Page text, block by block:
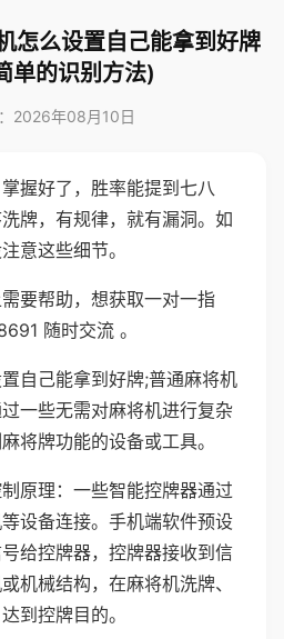
怎么设置自己能拿到好牌
单的识别方法)
2026年08月10日
握好了，胜率能提到七八
牌，有规律，就有漏洞。如
意这些细节。
要帮助，想获取一对一指
随时交流 。
自己能拿到好牌;普通麻将机
一些无需对麻将机进行复杂
将牌功能的设备或工具。
原理：一些智能控牌器通过
设备连接。手机端软件预设
给控牌器，控牌器接收到信
机械结构，在麻将机洗牌、
到控牌目的。